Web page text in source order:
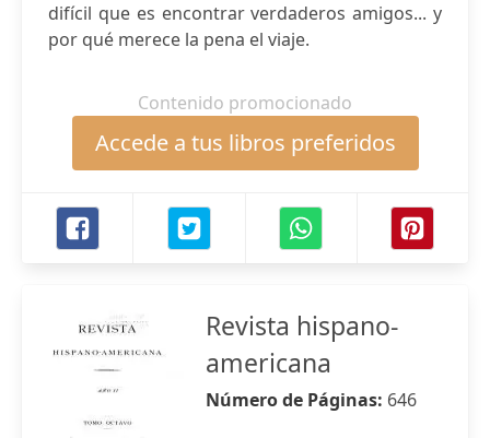
difícil que es encontrar verdaderos amigos... y
por qué merece la pena el viaje.
Contenido promocionado
Accede a tus libros preferidos
Revista hispano-
americana
Número de Páginas: 646